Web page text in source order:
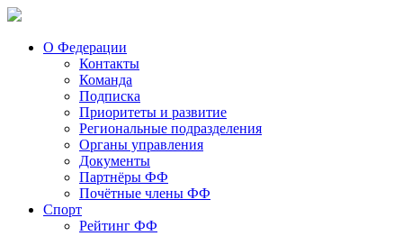
О Федерации
Контакты
Команда
Подписка
Приоритеты и развитие
Региональные подразделения
Органы управления
Документы
Партнёры ФФ
Почётные члены ФФ
Спорт
Рейтинг ФФ